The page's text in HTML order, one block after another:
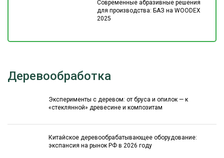
Современные абразивные решения
для производства: БАЗ на WOODEX
2025
Деревообработка
Эксперименты с деревом: от бруса и опилок — к
«стеклянной» древесине и композитам
Китайское деревообрабатывающее оборудование:
экспансия на рынок РФ в 2026 году